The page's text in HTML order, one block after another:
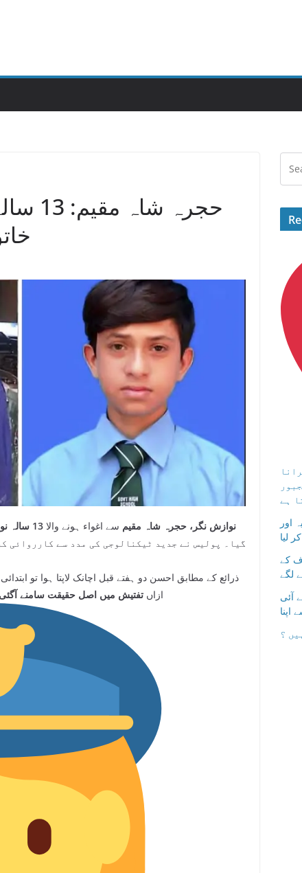
حجرہ
نوازش نگر، حجرہ شاہ مقیم سے اغواء ہونے والا 13 سالہ نویں جماعت کا طالبعلم احسن
گیا۔ پولیس نے جدید ٹیکنالوجی کی مدد سے کارروائی
ذرائع کے مطابق احسن دو ہفتے قبل اچانک لاپتا ہوا تو
ازاں تفتیش میں اصل حقیقت سامنے آگئی
4 سال پرانا
ہے
اور
لیا
کے
لگے
آئی
؟